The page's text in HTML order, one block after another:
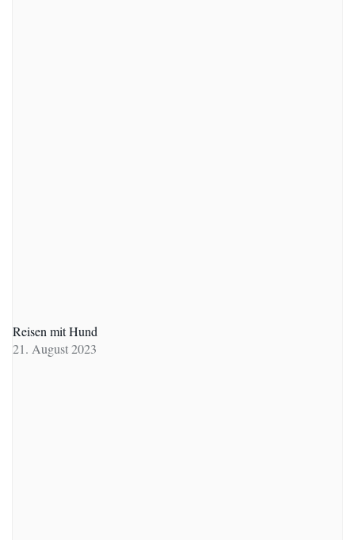
Reisen mit Hund
21. August 2023